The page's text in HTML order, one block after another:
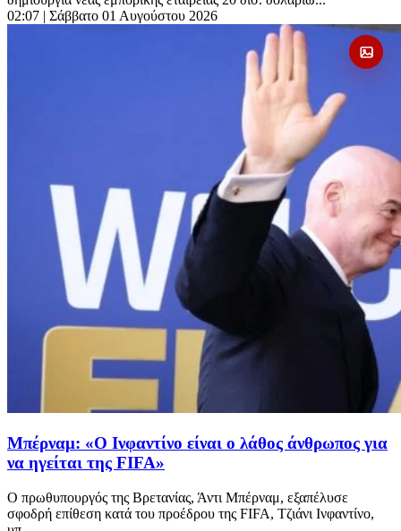
02:07 | Σάββατο 01 Αυγούστου 2026
Μπέρναμ: «Ο Ινφαντίνο είναι ο λάθος άνθρωπος για
να ηγείται της FIFA»
Ο πρωθυπουργός της Βρετανίας, Άντι Μπέρναμ, εξαπέλυσε
σφοδρή επίθεση κατά του προέδρου της FIFA, Τζιάνι Ινφαντίνο,